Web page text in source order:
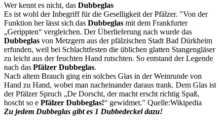
Wer kennt es nicht, das Dubbeglas
Es ist wohl der Inbegriff für die Geselligkeit der Pfälzer. "Von der
Funktion her lässt sich das Dubbeglas mit dem Frankfurter
„Gerippten“ vergleichen. Der Überlieferung nach wurde das
Dubbeglas von Metzgern aus der pfälzischen Stadt Bad Dürkheim
erfunden, weil bei Schlachtfesten die üblichen glatten Stangengläser
zu leicht aus der feuchten Hand rutschten. So entstand der Legende
nach das Pfälzer Dubbeglas.
Nach altem Brauch ging ein solches Glas in der Weinrunde von
Hand zu Hand, wobei man nacheinander daraus trank. Dem Glas ist
der Pfälzer Spruch „De Dorscht, der macht erscht richtig Spaß,
hoscht so e Pfälzer Dubbeglas!“ gewidmet." Quelle:Wikipedia
Zu jedem Dubbeglas gibt es 1 Dubbedeckel dazu!